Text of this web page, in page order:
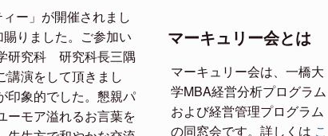
ー」が開催されまし
りました。ご参加い
研究科 研究科長三隅
講演をして頂きまし
印象的でした。懇親パ
ーモア溢れるお言葉を
マーキュリー会とは
マーキュリー会は、一橋大
学MBA経営分析プログラム
および経営管理プログラム
の同窓会です。詳しくは こ